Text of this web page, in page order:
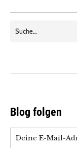
Blog folgen